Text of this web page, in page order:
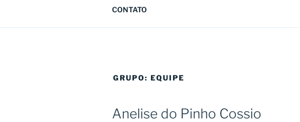
CONTATO
GRUPO: EQUIPE
Anelise do Pinho Cossio